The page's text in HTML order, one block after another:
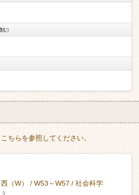
む）
ちらを参照してください。
（W） / W53～W57 / 社会科学
ｼ